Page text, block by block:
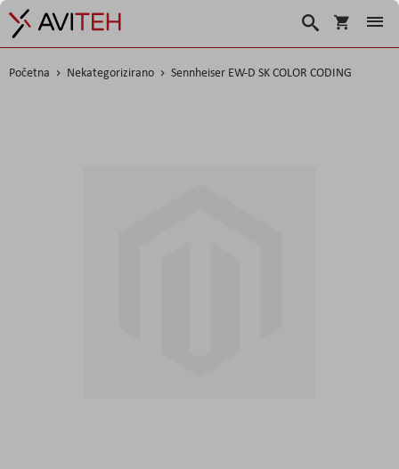
Korpa
Traži
Početna Nekategorizirano Sennheiser EW-D SK COLOR CODING